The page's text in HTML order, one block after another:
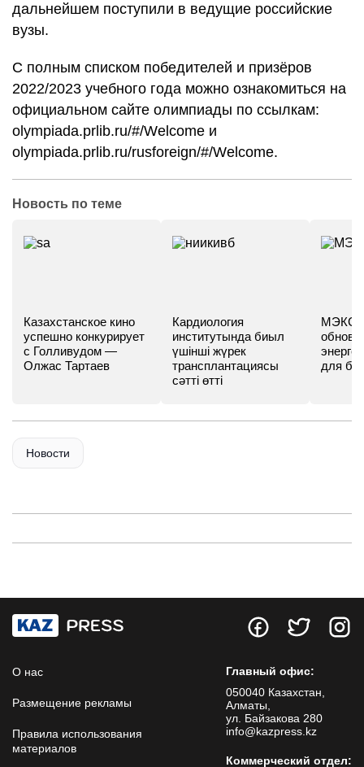
дальнейшем поступили в ведущие российские
вузы.
С полным списком победителей и призёров
2022/2023 учебного года можно ознакомиться на
официальном сайте олимпиады по ссылкам:
olympiada.prlib.ru/#/Welcome и
olympiada.prlib.ru/rusforeign/#/Welcome.
Новость по теме
Казахстанское кино
успешно конкурирует
с Голливудом —
Олжас Тартаев
Кардиология
институтында биыл
үшінші жүрек
трансплантациясы
сәтті өтті
МЭКС -
для
Новости
О нас
Размещение рекламы
Правила использования
материалов
Главный офис:
050040 Казахстан,
Алматы,
ул. Байзакова 280
info@kazpress.kz
Коммерческий отдел: